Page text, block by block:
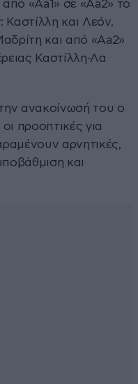
«Aa1» σε «Aa2» το
και Λεόν,
και από «Aa2»
Καστίλλη-Λα
ανακοίνωσή του ο
προοπτικές για
αρνητικές,
και